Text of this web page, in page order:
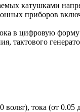
катушками
приборов
в цифровую
тактового
тока (от 0.05